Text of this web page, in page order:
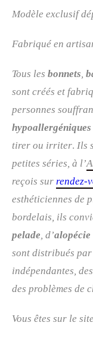
Modèle exclusif
Fabriqué en
Tous les bonnets,
sont créés et
personnes
hypoallergéniques
tirer ou irriter. Ils
petites séries, à l’
reçois sur rendez-
esthéticiennes de
bordelais, ils
pelade, d’alopécie
sont distribués par
indépendantes,
des problèmes de
Vous êtes sur le